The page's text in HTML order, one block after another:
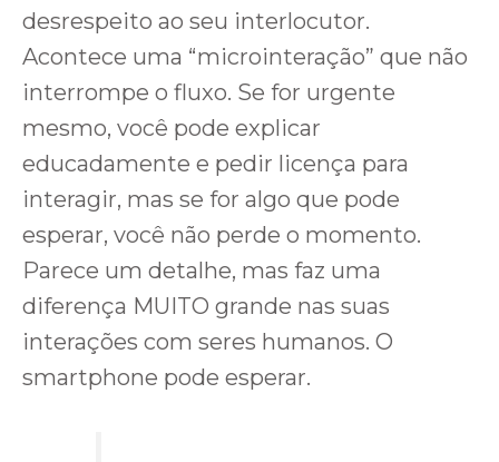
desrespeito ao seu interlocutor.
Acontece uma “microinteração” que não
interrompe o fluxo. Se for urgente
mesmo, você pode explicar
educadamente e pedir licença para
interagir, mas se for algo que pode
esperar, você não perde o momento.
Parece um detalhe, mas faz uma
diferença MUITO grande nas suas
interações com seres humanos. O
smartphone pode esperar.